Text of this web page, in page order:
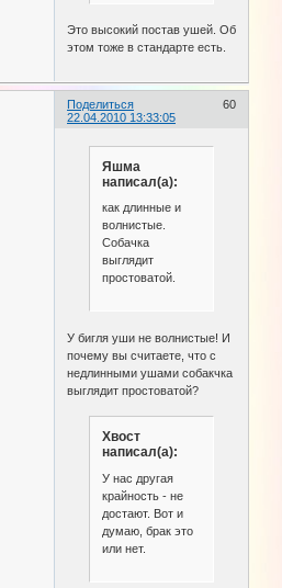
Это высокий постав ушей. Об
этом тоже в стандарте есть.
Поделиться
60
22.04.2010 13:33:05
Яшма
написал(а):
как длинные и
волнистые.
Собачка
выглядит
простоватой.
У бигля уши не волнистые! И
почему вы считаете, что с
недлинными ушами собакчка
выглядит простоватой?
Хвост
написал(а):
У нас другая
крайность - не
достают. Вот и
думаю, брак это
или нет.